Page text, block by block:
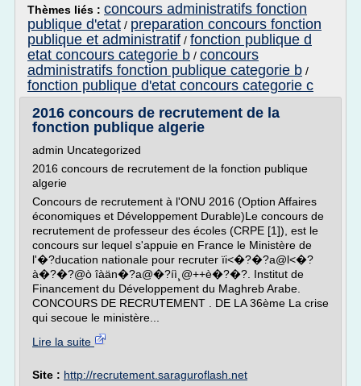
Thèmes liés : concours administratifs fonction
publique d'etat / preparation concours fonction
publique et administratif / fonction publique d
etat concours categorie b / concours
administratifs fonction publique categorie b /
fonction publique d'etat concours categorie c
2016 concours de recrutement de la
fonction publique algerie
admin Uncategorized
2016 concours de recrutement de la fonction publique
algerie
Concours de recrutement à l'ONU 2016 (Option Affaires
économiques et Développement Durable)Le concours de
recrutement de professeur des écoles (CRPE [1]), est le
concours sur lequel s'appuie en France le Ministère de
l'�?ducation nationale pour recruter ïi<�?�?a@l<�?
à�?�?@ò îàän�?a@�?íì¸@++è�?�?. Institut de
Financement du Développement du Maghreb Arabe.
CONCOURS DE RECRUTEMENT . DE LA 36ème La crise
qui secoue le ministère...
Lire la suite
Site : http://recrutement.saraguroflash.net